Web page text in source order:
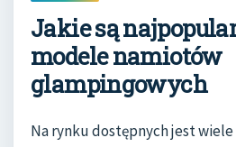
Jakie są
modele namiotów
glampingowych
Na rynku dostępnych jest